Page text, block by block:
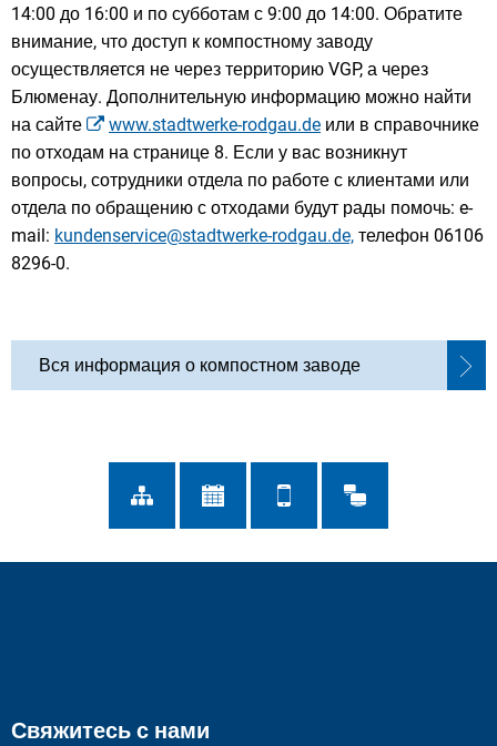
14:00 до 16:00 и по субботам с 9:00 до 14:00. Обратите
внимание, что доступ к компостному заводу
осуществляется не через территорию VGP, а через
Блюменау. Дополнительную информацию можно найти
на сайте
www.stadtwerke-rodgau.de или в справочнике
по отходам на странице 8. Если у вас возникнут
вопросы, сотрудники отдела по работе с клиентами или
отдела по обращению с отходами будут рады помочь: e-
mail: kundenservice@stadtwerke-rodgau.de, телефон 06106
8296-0.
Вся информация о компостном заводе
Свяжитесь с нами